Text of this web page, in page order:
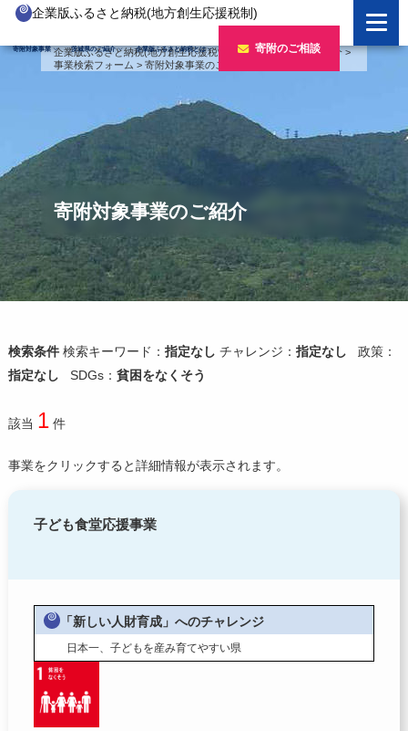
企業版ふるさと納税(地方創生応援税制)
寄附対象事業 茨城県のご紹介 企業版ふるさと納税とは 寄附のご相談
企業版ふるさと納税とは
制度の概要
企業版ふるさと納税(人材派遣型)
寄附をいただいた企業様
寄附対象事業のご紹介
新しい豊かさを推進する事業
新しい安心安全を推進する事業
新しい人財育成を推進する事業
新しい夢・希望を推進する事業
事業検索フォーム
茨城県のご紹介
茨城のポテンシャル
「新しい茨城」への4つのチャレンジ
寄附をいただいた企業様
令和7年度寄附企業一覧
令和6年度寄附企業一覧
令和5年度寄附企業一覧
令和3年度寄附企業一覧
令和2年度寄附企業一覧
企業版ふるさと納税(地方創生応援税制) >寄附対象事業のご紹介>
事業検索フォーム > 寄附対象事業のご紹介
寄附対象事業のご紹介
検索条件検索キーワード： 指定なし チャレンジ： 指定なし 政策：
指定なし SDGs： 貧困をなくそう
該当 1件
事業をクリックすると詳細情報が表示されます。
子ども食堂応援事業
「新しい人財育成」へのチャレンジ
日本一、子どもを産み育てやすい県